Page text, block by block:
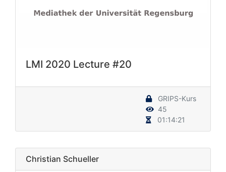
LMI 2020 Lecture #20
GRIPS-Kurs
45
01:14:21
Christian Schueller